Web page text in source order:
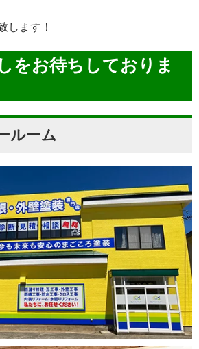
します！
をお待ちしておりま
ルーム